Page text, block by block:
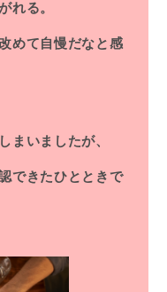
れる。
めて自慢だなと感
まいましたが、
できたひとときで